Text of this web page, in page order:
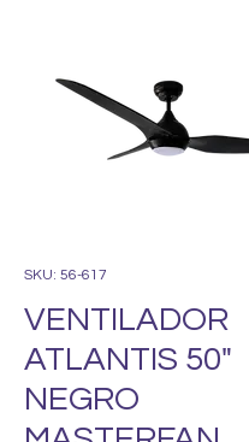
SKU: 56-617
VENTILADOR
ATLANTIS 50"
NEGRO